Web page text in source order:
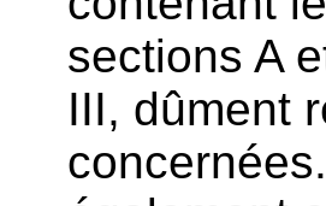
sections A
III, dûment